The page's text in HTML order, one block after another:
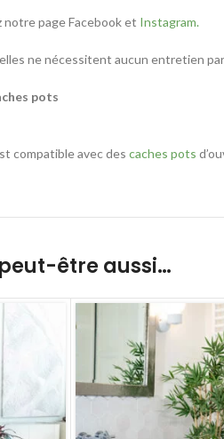
notre page Facebook et Instagram.
ne nécessitent aucun entretien
pots
compatible avec des caches pots
être aussi…